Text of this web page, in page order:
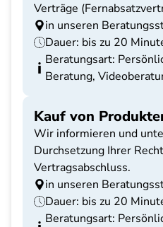
Verträge
in unseren
Dauer: bis zu 20
Beratungsart:
Beratung,
Kauf von
Wir informieren und
Durchsetzung Ihrer
Vertragsabschluss.
in unseren
Dauer: bis zu 20
Beratungsart: